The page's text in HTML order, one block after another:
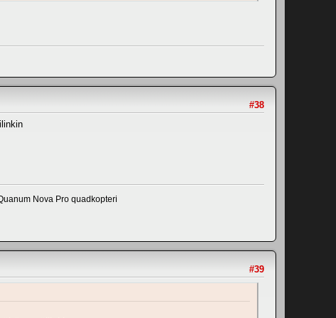
#38
Nova Pro quadkopteri
#39